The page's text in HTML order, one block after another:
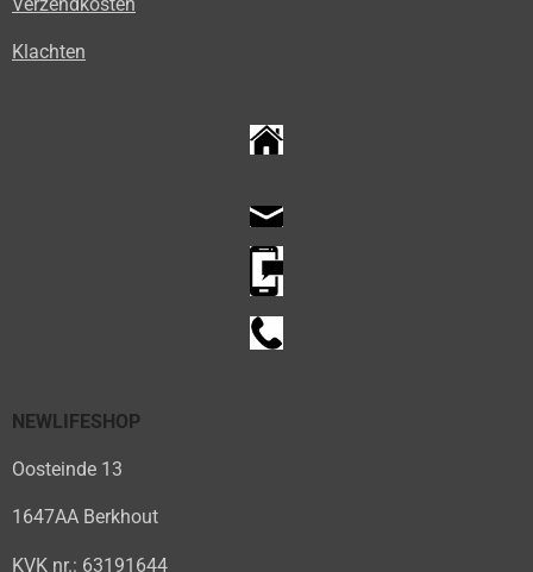
Klachten
NEWLIFESHOP
Oosteinde 13
1647AA Berkhout
KVK nr.: 63191644